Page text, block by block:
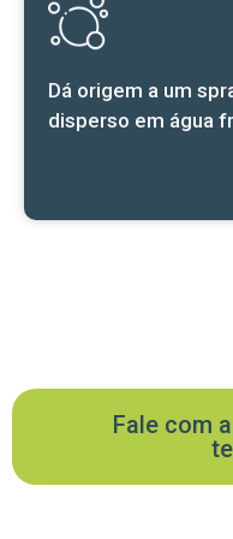
Dá origem a um
disperso em água
Fale com